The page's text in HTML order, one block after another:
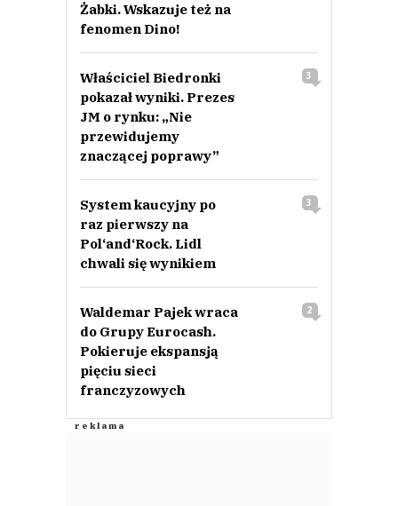
Żabki. Wskazuje też na
fenomen Dino!
Właściciel Biedronki
pokazał wyniki. Prezes
JM o rynku: „Nie
przewidujemy
znaczącej poprawy”
3
System kaucyjny po
raz pierwszy na
Pol‘and‘Rock. Lidl
chwali się wynikiem
3
Waldemar Pajek wraca
do Grupy Eurocash.
Pokieruje ekspansją
pięciu sieci
franczyzowych
2